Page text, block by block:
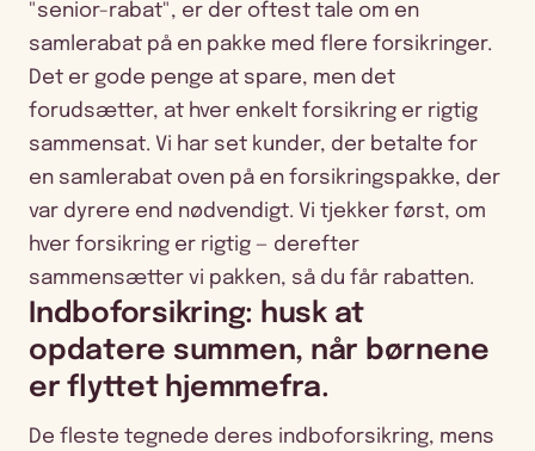
"senior-rabat", er der oftest tale om en
samlerabat på en pakke med flere forsikringer.
Det er gode penge at spare, men det
forudsætter, at hver enkelt forsikring er rigtig
sammensat. Vi har set kunder, der betalte for
en samlerabat oven på en forsikringspakke, der
var dyrere end nødvendigt. Vi tjekker først, om
hver forsikring er rigtig — derefter
sammensætter vi pakken, så du får rabatten.
Indboforsikring: husk at
opdatere summen, når børnene
er flyttet hjemmefra.
De fleste tegnede deres indboforsikring, mens